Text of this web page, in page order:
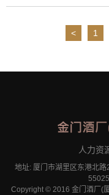
< 1
人力资
地址: 厦门市湖里区东港北
Copyright © 2016 金门酒厂(